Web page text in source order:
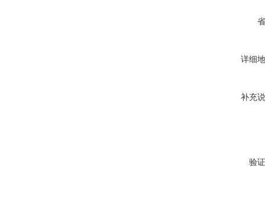
详细
补充
验